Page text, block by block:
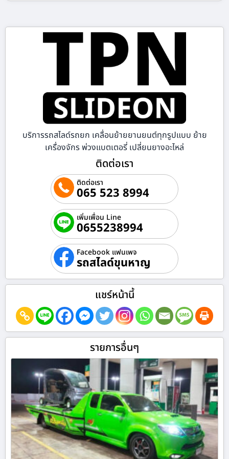
บริการรถสไลด์รถยก เคลื่อนย้ายยานยนต์ทุกรูปแบบ ย้าย
เครื่องจักร พ่วงแบตเตอรี่ เปลี่ยนยางอะไหล่
ติดต่อเรา
ติดต่อเรา
065 523 8994
เพิ่มเพื่อน Line
0655238994
Facebook แฟนเพจ
รถสไลด์ขุนหาญ
แชร์หน้านี้
รายการอื่นๆ